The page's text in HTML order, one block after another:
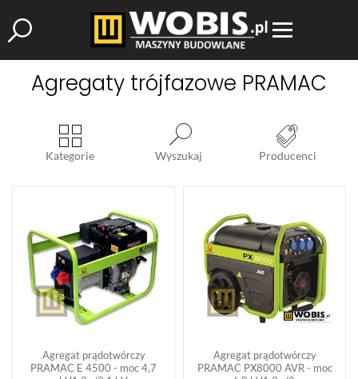
Agregaty trójfazowe PRAMAC
Kategorie Wyszukaj Producenci
Agregat prądotwórczy
PRAMAC E 4500 - moc 4,7
Agregat prądotwórczy
PRAMAC PX8000 AVR - moc